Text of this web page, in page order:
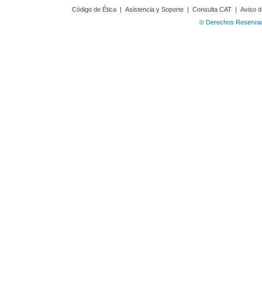
Código de Ética | Asistencia y Soporte | Consulta CAT | Aviso
© Derechos